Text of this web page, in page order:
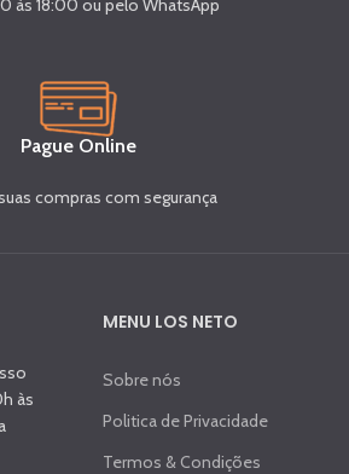
às 18:00 ou pelo WhatsApp
Pague Online
compras com segurança
às
MENU LOS NETO
Sobre nós
Politica de Privacidade
Termos & Condições